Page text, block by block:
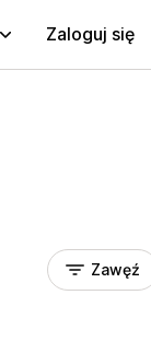
Zaloguj się
Zawęź